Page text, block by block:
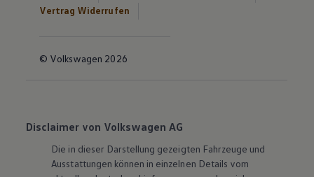
Vertrag Widerrufen
© Volkswagen 2026
Disclaimer von Volkswagen AG
Die in dieser Darstellung gezeigten Fahrzeuge und
Ausstattungen können in einzelnen Details vom